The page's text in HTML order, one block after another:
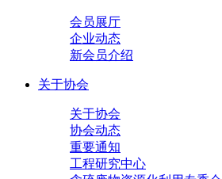
会员展厅
企业动态
新会员介绍
关于协会
关于协会
协会动态
重要通知
工程研究中心